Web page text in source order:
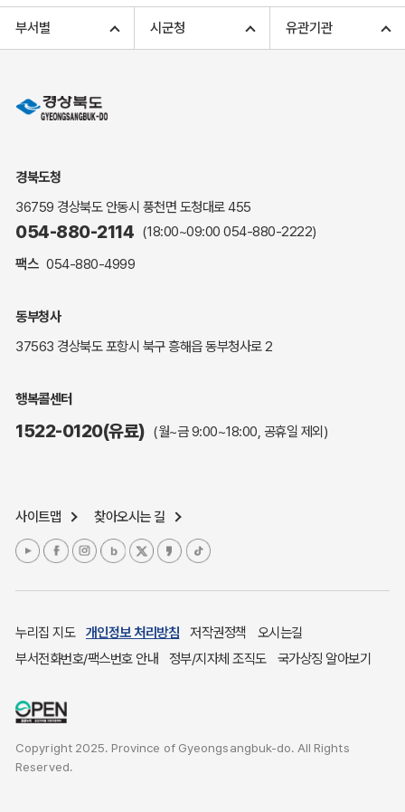
고향사랑기부 아너스 클럽
민원상담
민원안내
해명·설명자료
자주하는 질문
복지신문고
세입세출예산서
업무추진비 공개
주민참여예산제도
여성복지
장애인 복지시책
귀농귀촌종합지원센터
부동산중개보수 안내
부서별 시군청 유관기관
경북도청
36759 경상북도 안동시 풍천면 도청대로 455
054-880-2114 (18:00~09:00 054-880-2222)
팩스 054-880-4999
동부청사
37563 경상북도 포항시 북구 흥해읍 동부청사로 2
행복콜센터
1522-0120(유료) (월~금 9:00~18:00, 공휴일 제외)
사이트맵 찾아오시는 길
누리집 지도 개인정보 처리방침 저작권정책
오시는길
부서전화번호/팩스번호 안내
정부/지자체 조직도 국가상징 알아보기
Copyright 2025. Province of Gyeongsangbuk-do. All Rights
Reserved.